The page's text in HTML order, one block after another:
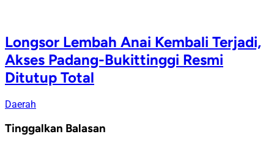
Longsor Lembah Anai Kembali Terjadi,
Akses Padang-Bukittinggi Resmi
Ditutup Total
Daerah
Tinggalkan Balasan